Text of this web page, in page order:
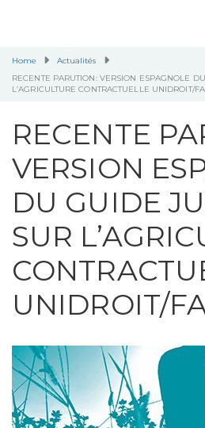
Home
Actualités
RECENTE PARUTION: VERSION ESPAGNOLE
L’AGRICULTURE CONTRACTUELLE UNIDROIT/
RECENTE
VERSION
DU GUIDE
SUR
UNIDROIT/